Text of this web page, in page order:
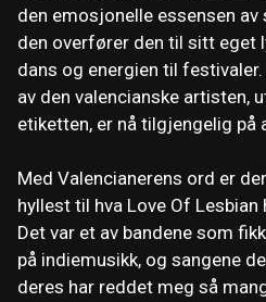
den emosjonelle essensen
den overfører den til sitt eget
dans og energien til
av den valencianske artisten,
etiketten, er nå tilgjengelig
Med Valencianerens ord er
hyllest til hva Love Of
Det var et av bandene som
på indiemusikk, og sangene
deres har reddet meg så